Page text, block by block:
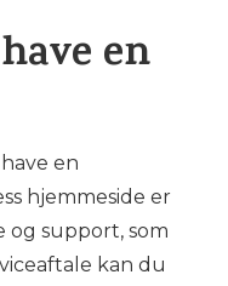
en
en
hjemmeside er
og support, som
kan du